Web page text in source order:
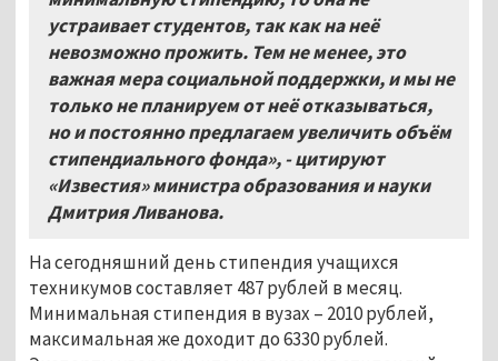
устраивает студентов, так как на неё
невозможно прожить. Тем не менее, это
важная мера социальной поддержки, и мы не
только не планируем от неё отказываться,
но и постоянно предлагаем увеличить объём
стипендиального фонда», - цитируют
«Известия» министра образования и науки
Дмитрия Ливанова.
На сегодняшний день стипендия учащихся
техникумов составляет 487 рублей в месяц.
Минимальная стипендия в вузах – 2010 рублей,
максимальная же доходит до 6330 рублей.